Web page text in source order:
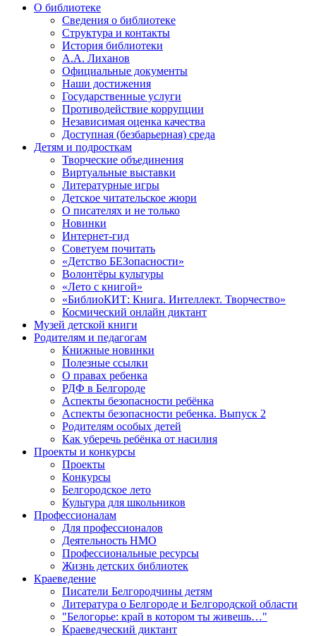
О библиотеке
Сведения о библиотеке
Структура и контакты
История библиотеки
А.А. Лиханов
Официальные документы
Наши достижения
Государственные услуги
Противодействие коррупции
Независимая оценка качества
Доступная (безбарьерная) среда
Детям и подросткам
Творческие объединения
Виртуальные выставки
Литературные игры
Детское читательское жюри
О писателях и не только
Новинки
Интернет-гид
Советуем почитать
«Детство БЕЗопасности»
Волонтёры культуры
«Лето с книгой»
«БиблиоКИТ: Книга. Интеллект. Творчество»
Космический онлайн диктант
Музей детской книги
Родителям и педагогам
Книжные новинки
Полезные ссылки
О правах ребенка
РДФ в Белгороде
Аспекты безопасности ребёнка
Аспекты безопасности ребенка. Выпуск 2
Родителям особых детей
Как уберечь ребёнка от насилия
Проекты и конкурсы
Проекты
Конкурсы
Белгородское лето
Культура для школьников
Профессионалам
Для профессионалов
Деятельность НМО
Профессиональные ресурсы
Жизнь детских библиотек
Краеведение
Писатели Белгородчины детям
Литература о Белгороде и Белгородской области
"Белогорье: край в котором ты живешь…"
Краеведческий диктант